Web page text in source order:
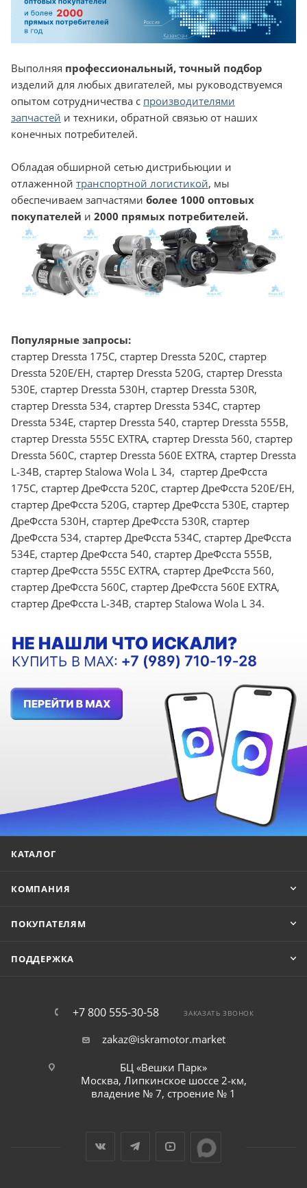
Выполняя профессиональный, точный подбор
изделий для любых двигателей, мы руководствуемся
опытом сотрудничества с производителями
запчастей и техники, обратной связью от наших
конечных потребителей.
Обладая обширной сетью дистрибьюции и
отлаженной транспортной логистикой, мы
обеспечиваем запчастями более 1000 оптовых
покупателей и 2000 прямых потребителей.
Популярные запросы:
стартер Dressta 175C, стартер Dressta 520C, стартер
Dressta 520E/EH, стартер Dressta 520G, стартер Dressta
530E, стартер Dressta 530H, стартер Dressta 530R,
стартер Dressta 534, стартер Dressta 534C, стартер
Dressta 534E, стартер Dressta 540, стартер Dressta 555B,
стартер Dressta 555C EXTRA, стартер Dressta 560, стартер
Dressta 560C, стартер Dressta 560E EXTRA, стартер Dressta
L-34B, стартер Stalowa Wola L 34, стартер ДреФсста
175C, стартер ДреФсста 520C, стартер ДреФсста 520E/EH,
стартер ДреФсста 520G, стартер ДреФсста 530E, стартер
ДреФсста 530H, стартер ДреФсста 530R, стартер
ДреФсста 534, стартер ДреФсста 534C, стартер ДреФсста
534E, стартер ДреФсста 540, стартер ДреФсста 555B,
стартер ДреФсста 555C EXTRA, стартер ДреФсста 560,
стартер ДреФсста 560C, стартер ДреФсста 560E EXTRA,
стартер ДреФсста L-34B, стартер Stalowa Wola L 34.
КАТАЛОГ
КОМПАНИЯ
ПОКУПАТЕЛЯМ
ПОДДЕРЖКА
+7 800 555-30-58 ЗАКАЗАТЬ ЗВОНОК
zakaz@iskramotor.market
БЦ «Вешки Парк»
Москва, Липкинское шоссе 2-км,
владение № 7, строение № 1